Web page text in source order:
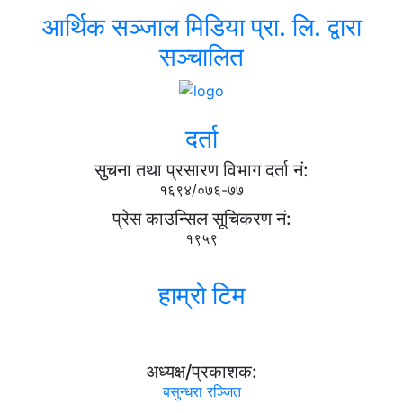
आर्थिक सञ्जाल मिडिया प्रा. लि. द्वारा
सञ्चालित
दर्ता
सुचना तथा प्रसारण विभाग दर्ता नं:
१६९४/०७६-७७
प्रेस काउन्सिल सूचिकरण नं:
१९५९
हाम्राे टिम
अध्यक्ष/प्रकाशक:
बसुन्धरा रञ्जित